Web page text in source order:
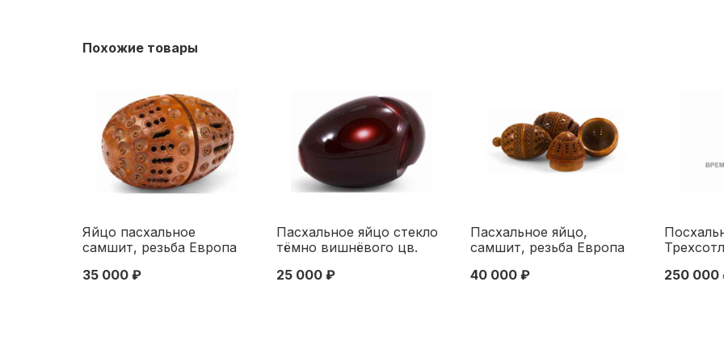
Похожие товары
Яйцо пасхальное
самшит, резьба Европа
Начало XX века
35 000 ₽
Пасхальное яйцо стекло
тёмно вишнёвого цв.
см. Европа Начало XX
25 000 ₽
Пасхальное яйцо,
самшит, резьба Европа
Европа Начало XX века
40 000 ₽
гг. Н-8,5
250 000